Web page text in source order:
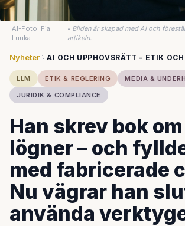
AI-Foto: Pia
Luuka
• Bilden är skapad med AI och
artikeln.
Nyheter AI OCH UPPHOVSRÄTT – ETIK
LLM ETIK & REGLERING
MEDIA &
JURIDIK & COMPLIANCE
Han skrev bok
lögner – och
med fabricerade
Nu vägrar han
använda